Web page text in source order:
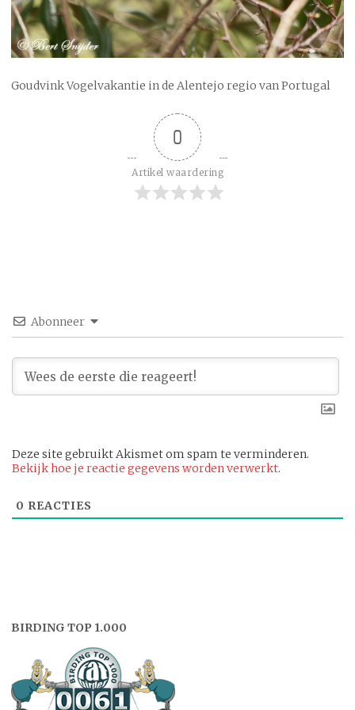
Goudvink Vogelvakantie in de Alentejo regio van Portugal
0
Artikel waardering
Abonneer
Deze site gebruikt Akismet om spam te verminderen.
Bekijk hoe je reactie gegevens worden verwerkt.
0 REACTIES
BIRDING TOP 1.000